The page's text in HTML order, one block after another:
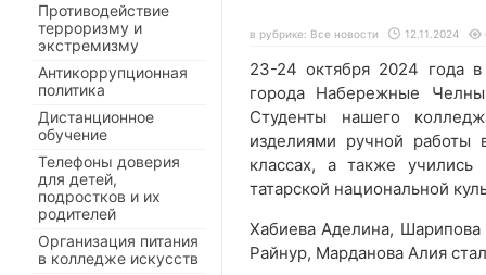
в рубрике: Все новости 12.11.2024
23-24 октября 2024 года
города Набережные
Студенты нашего
изделиями ручной работы
классах, а также
татарской национальной
Хабиева Аделина, Шарипова
Райнур, Марданова Алия
Противодействие
терроризму и
экстремизму
Антикоррупционная
политика
Дистанционное
обучение
Телефоны доверия
для детей,
подростков и их
родителей
Организация питания
в колледже искусств